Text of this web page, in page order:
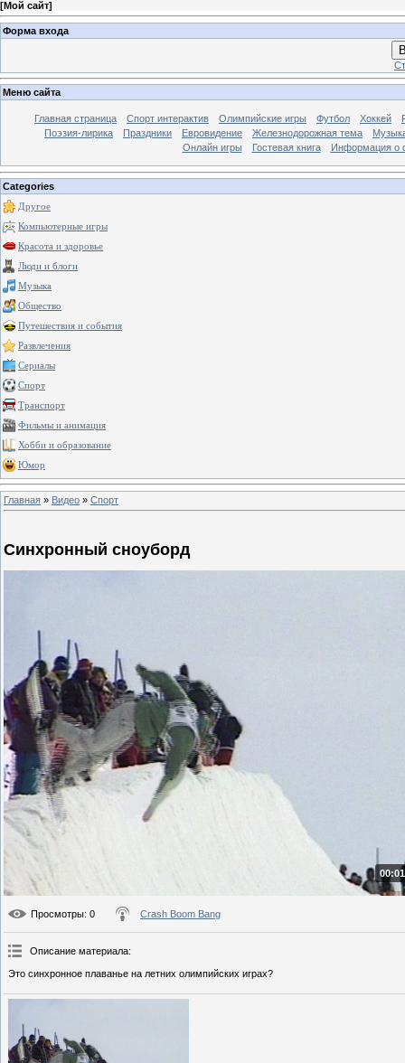
[Мой сайт]
Форма входа
Меню сайта
Главная страница Спорт интерактив Олимпийские игры Футбол Хоккей
Поэзия-лирика
Праздники Евровидение Железнодорожная тема
Онлайн игры
Гостевая книга Информация о
Categories
Другое
Компьютерные игры
Красота и здоровье
Люди и блоги
Музыка
Общество
Путешествия и события
Развлечения
Сериалы
Спорт
Транспорт
Фильмы и анимация
Хобби и образование
Юмор
Главная » Видео » Спорт
Синхронный сноуборд
Просмотры: 0 Crash Boom Bang
Описание материала:
Это синхронное плаванье на летних олимпийских играх?